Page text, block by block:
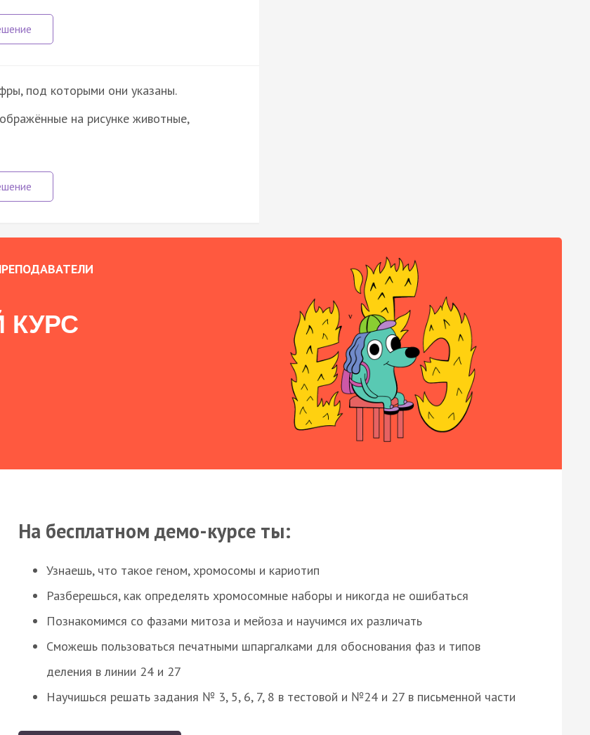
под которыми они указаны.
на рисунке животные,
КУРС
На бесплатном демо-курсе ты:
Узнаешь, что такое геном, хромосомы и кариотип
Разберешься, как определять хромосомные наборы и никогда не ошибаться
Познакомимся со фазами митоза и мейоза и научимся их различать
Сможешь пользоваться печатными шпаргалками для обоснования фаз и типов
деления в линии 24 и 27
Научишься решать задания № 3, 5, 6, 7, 8 в тестовой и №24 и 27 в письменной части